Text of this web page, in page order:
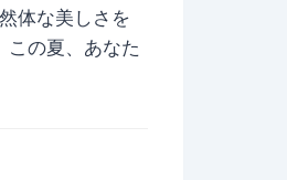
体な美しさを
この夏、あなた